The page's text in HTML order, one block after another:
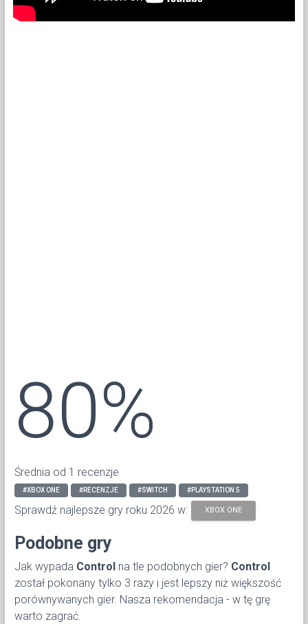
80%
Średnia od 1 recenzje
#XBOX ONE #RECENZJE #SWITCH #PLAYSTATION 5
Sprawdź najlepsze gry roku 2026 w: XBOX ONE
Podobne gry
Jak wypada Control na tle podobnych gier? Control
został pokonany tylko 3 razy i jest lepszy niż większość
porównywanych gier. Nasza rekomendacja - w tę grę
warto zagrać.